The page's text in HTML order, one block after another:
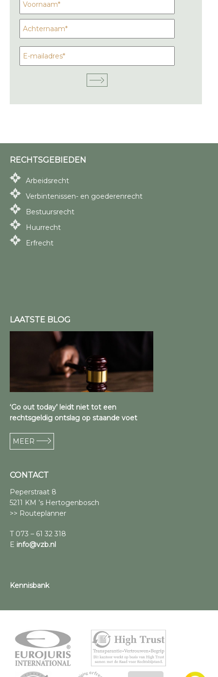
RECHTSGEBIEDEN
Arbeidsrecht
Verbintenissen- en goederenrecht
Bestuursrecht
Huurrecht
Erfrecht
LAATSTE BLOG
‘Go out today’ leidt niet tot een
rechtsgeldig ontslag op staande voet
MEER
CONTACT
Peperstraat 8
5211 KM ’s Hertogenbosch
>> Routeplanner
T 073 – 61 32 318
E info@vzb.nl
Kennisbank